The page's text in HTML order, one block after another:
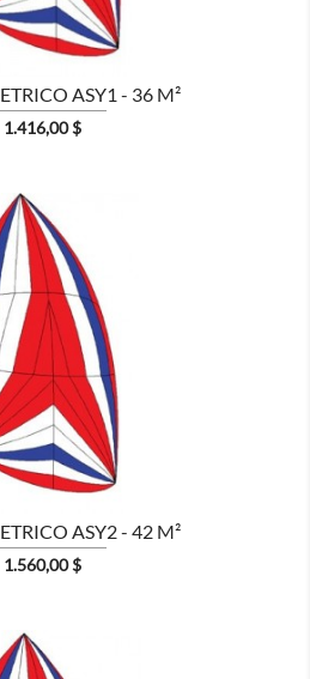
ASY1 - 36 M²
Prezzo
1.416,00 $
ASY2 - 42 M²
Prezzo
1.560,00 $